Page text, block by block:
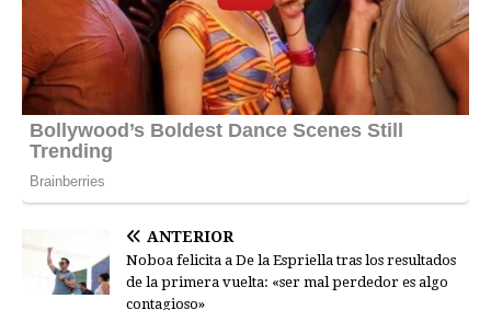
ANTERIOR
Noboa felicita a De la Espriella tras los resultados
de la primera vuelta: «ser mal perdedor es algo
contagioso»